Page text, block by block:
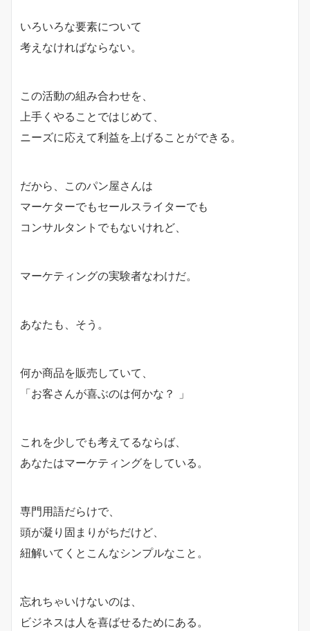
いろいろな要素について
考えなければならない。
この活動の組み合わせを、
上手くやることではじめて、
ニーズに応えて利益を上げることができる。
だから、このパン屋さんは
マーケターでもセールスライターでも
コンサルタントでもないけれど、
マーケティングの実験者なわけだ。
あなたも、そう。
何か商品を販売していて、
「お客さんが喜ぶのは何かな？ 」
これを少しでも考えてるならば、
あなたはマーケティングをしている。
専門用語だらけで、
頭が凝り固まりがちだけど、
紐解いてくとこんなシンプルなこと。
忘れちゃいけないのは、
ビジネスは人を喜ばせるためにある。